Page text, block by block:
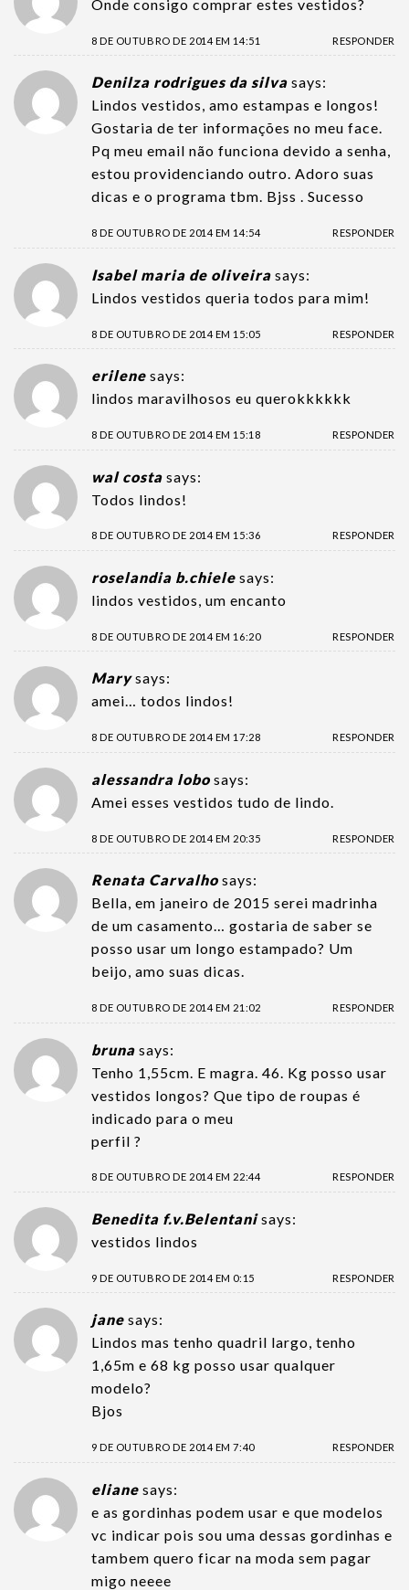
Onde consigo comprar estes vestidos?
8 DE OUTUBRO DE 2014 EM 14:51 RESPONDER
Denilza rodrigues da silva says:
Lindos vestidos, amo estampas e longos!
Gostaria de ter informações no meu face.
Pq meu email não funciona devido a senha,
estou providenciando outro. Adoro suas
dicas e o programa tbm. Bjss . Sucesso
8 DE OUTUBRO DE 2014 EM 14:54 RESPONDER
Isabel maria de oliveira says:
Lindos vestidos queria todos para mim!
8 DE OUTUBRO DE 2014 EM 15:05 RESPONDER
erilene says:
lindos maravilhosos eu querokkkkkk
8 DE OUTUBRO DE 2014 EM 15:18 RESPONDER
wal costa says:
Todos lindos!
8 DE OUTUBRO DE 2014 EM 15:36 RESPONDER
roselandia b.chiele says:
lindos vestidos, um encanto
8 DE OUTUBRO DE 2014 EM 16:20 RESPONDER
Mary says:
amei… todos lindos!
8 DE OUTUBRO DE 2014 EM 17:28 RESPONDER
alessandra lobo says:
Amei esses vestidos tudo de lindo.
8 DE OUTUBRO DE 2014 EM 20:35 RESPONDER
Renata Carvalho says:
Bella, em janeiro de 2015 serei madrinha
de um casamento… gostaria de saber se
posso usar um longo estampado? Um
beijo, amo suas dicas.
8 DE OUTUBRO DE 2014 EM 21:02 RESPONDER
bruna says:
Tenho 1,55cm. E magra. 46. Kg posso usar
vestidos longos? Que tipo de roupas é
indicado para o meu
perfil ?
8 DE OUTUBRO DE 2014 EM 22:44 RESPONDER
Benedita f.v.Belentani says:
vestidos lindos
9 DE OUTUBRO DE 2014 EM 0:15 RESPONDER
jane says:
Lindos mas tenho quadril largo, tenho
1,65m e 68 kg posso usar qualquer
modelo?
Bjos
9 DE OUTUBRO DE 2014 EM 7:40 RESPONDER
eliane says:
e as gordinhas podem usar e que modelos
vc indicar pois sou uma dessas gordinhas e
tambem quero ficar na moda sem pagar
migo neeee